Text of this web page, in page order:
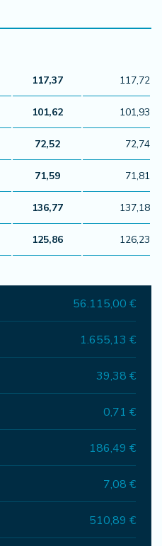
117,37 117,72
101,62 101,93
72,52 72,74
71,59 71,81
136,77 137,18
125,86 126,23
56.115,00 €
1.655,13 €
39,38 €
0,71 €
186,49 €
7,08 €
510,89 €